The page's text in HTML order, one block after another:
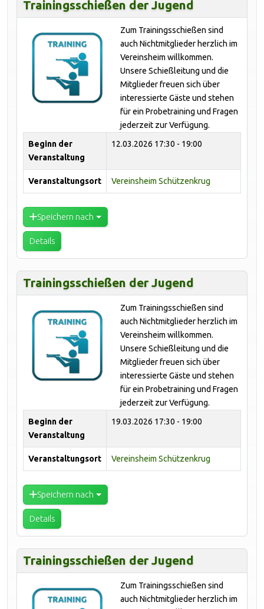
Trainingsschießen der Jugend
Zum Trainingsschießen sind
auch Nichtmitglieder herzlich im
Vereinsheim willkommen.
Unsere Schießleitung und die
Mitglieder freuen sich über
interessierte Gäste und stehen
für ein Probetraining und Fragen
jederzeit zur Verfügung.
Beginn der
Veranstaltung
12.03.2026 17:30 - 19:00
Veranstaltungsort Vereinsheim Schützenkrug
Speichern nach
Details
Trainingsschießen der Jugend
Zum Trainingsschießen sind
auch Nichtmitglieder herzlich im
Vereinsheim willkommen.
Unsere Schießleitung und die
Mitglieder freuen sich über
interessierte Gäste und stehen
für ein Probetraining und Fragen
jederzeit zur Verfügung.
Beginn der
Veranstaltung
19.03.2026 17:30 - 19:00
Veranstaltungsort Vereinsheim Schützenkrug
Speichern nach
Details
Trainingsschießen der Jugend
Zum Trainingsschießen sind
auch Nichtmitglieder herzlich im